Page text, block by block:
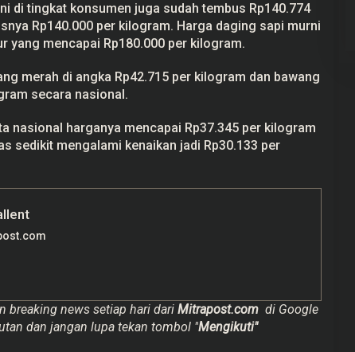
di tingkat konsumen juga sudah tembus Rp140.774
Rp140.000 per kilogram. Harga daging sapi murni
yang mencapai Rp180.000 per kilogram.
merah di angka Rp42.715 per kilogram dan bawang
secara nasional.
nasional harganya mencapai Rp37.345 per kilogram
sedikit mengalami kenaikan jadi Rp30.133 per
breaking news setiap hari dariMitrapost.com di Google
dan jangan lupa tekan tombol "Mengikuti"